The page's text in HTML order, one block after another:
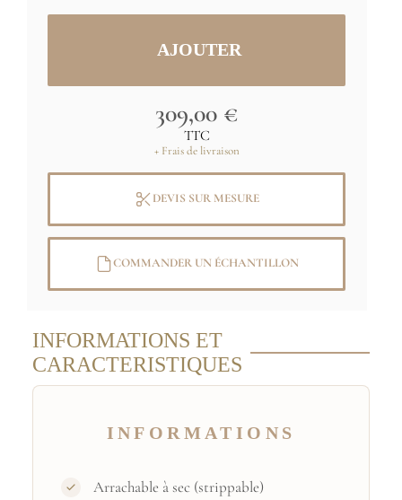
Fabriqué en France
Taille : 196 x 91,4 cm
309,00 €
TTC
+ Frais de livraison
DEVIS SUR MESURE
COMMANDER UN ÉCHANTILLON
INFORMATIONS ET
CARACTERISTIQUES
INFORMATIONS
Arrachable à sec (strippable)